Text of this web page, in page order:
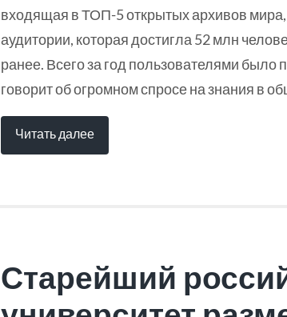
входящая в ТОП-5 открытых архивов мира,
аудитории, которая достигла 52 млн
ранее. Всего за год пользователями было
говорит об огромном спросе на знания в
Читать далее
Старейший